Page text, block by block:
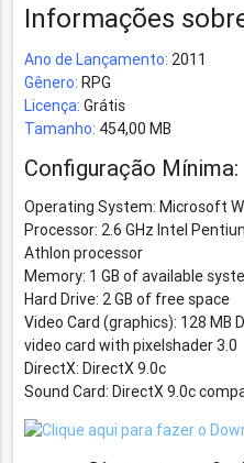
Informações
Ano de Lançamento: 2011
Gênero: RPG
Licença: Grátis
Tamanho: 454,00 MB
Configuração Mínima:
Operating System: Microsoft
Processor: 2.6 GHz Intel
Athlon processor
Memory: 1 GB of available
Hard Drive: 2 GB of free space
Video Card (graphics): 128
video card with pixelshader 3.0
DirectX: DirectX 9.0c
Sound Card: DirectX 9.0c